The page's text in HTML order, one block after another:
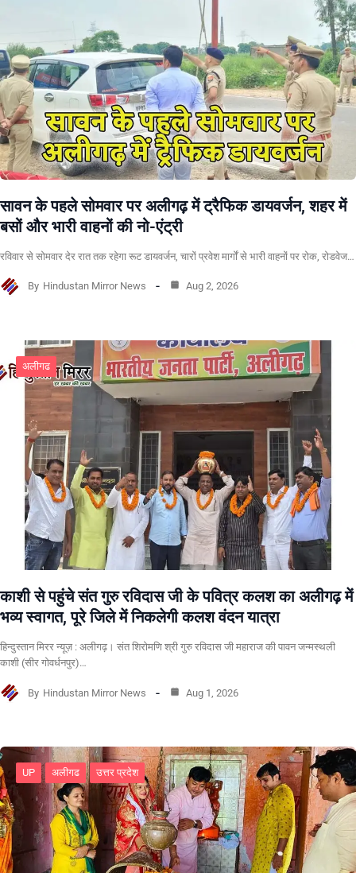
सावन के पहले सोमवार पर अलीगढ़ में ट्रैफिक डायवर्जन, शहर में
बसों और भारी वाहनों की नो-एंट्री
रविवार से सोमवार देर रात तक रहेगा रूट डायवर्जन, चारों प्रवेश मार्गों से भारी वाहनों पर रोक, रोडवेज…
By Hindustan Mirror News Aug 2, 2026
अलीगढ
काशी से पहुंचे संत गुरु रविदास जी के पवित्र कलश का अलीगढ़ में
भव्य स्वागत, पूरे जिले में निकलेगी कलश वंदन यात्रा
हिन्दुस्तान मिरर न्यूज़ : अलीगढ़। संत शिरोमणि श्री गुरु रविदास जी महाराज की पावन जन्मस्थली
काशी (सीर गोवर्धनपुर)…
By Hindustan Mirror News Aug 1, 2026
UP अलीगढ उत्तर प्रदेश